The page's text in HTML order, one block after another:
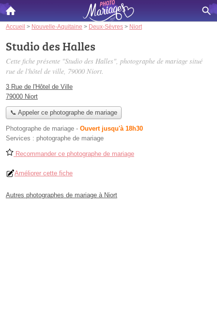
Accueil > Nouvelle-Aquitaine > Deux-Sèvres > Niort
Studio des Halles
Cette fiche présente "Studio des Halles", photographe de mariage situé
rue de l'hôtel de ville, 79000 Niort.
3 Rue de l'Hôtel de Ville
79000 Niort
📞 Appeler ce photographe de mariage
Photographe de mariage - Ouvert jusqu'à 18h30
Services : photographe de mariage
Recommander ce photographe de mariage
Améliorer cette fiche
Autres photographes de mariage à Niort